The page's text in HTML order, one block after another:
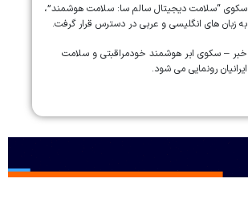
سکوی “سلامت دیجیتال سالم سا: سلامت هوشمند”،
به زبان های انگلیسی و عربی در دسترس قرار گرفت.
خبر – سکوی ابر هوشمند خودمراقبتی و سلامت
ایرانیان رونمایی می شود.